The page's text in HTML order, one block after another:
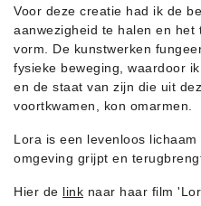
Voor deze creatie had ik de
aanwezigheid te halen en
vorm. De kunstwerken
fysieke beweging, waardoor
en de staat van zijn die uit
voortkwamen, kon omarmen.
Lora is een levenloos
omgeving grijpt en
Hier de link naar haar film